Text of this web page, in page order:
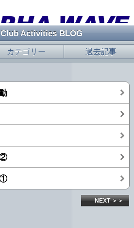
Activities BLOG
カテゴリー 過去記事
②
①
NEXT ＞＞